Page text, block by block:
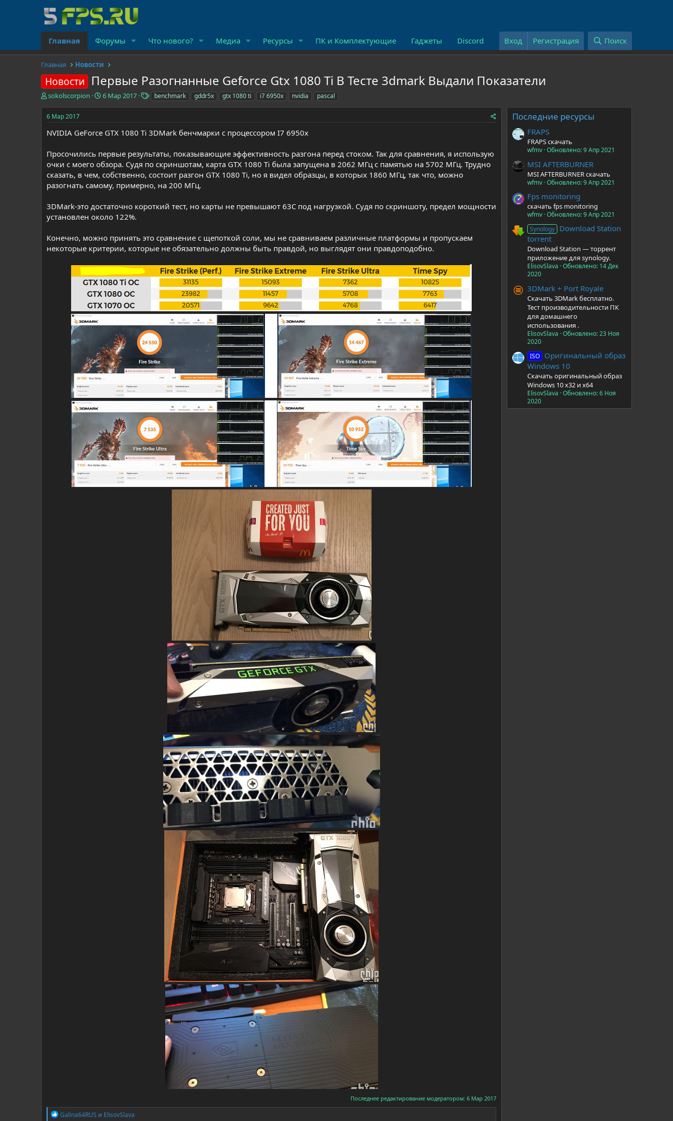
Главная Форумы Что нового? Медиа Ресурсы ПК и Комплектующие Гаджеты Discord Вход Регистрация Поиск
Главная Новости
Новости Первые Разогнанные Geforce Gtx 1080 Ti В Тесте 3dmark Выдали Показатели
А
т
р
м
ы
sokolscorpion
Д
н
а
л
а
6 Мар 2017
Тbenchmark gddr5x gtx 1080 ti i7 6950x nvidia pascal
6 Мар 2017
NVIDIA GeForce GTX 1080 Ti 3DMark бенчмарки с процессором I7 6950x
Просочились первые результаты, показывающие эффективность разгона перед стоком. Так для сравнения, я использую
очки с моего обзора. Судя по скриншотам, карта GTX 1080 Ti была запущена в 2062 МГц с памятью на 5702 МГц. Трудно
сказать, в чем, собственно, состоит разгон GTX 1080 Ti, но я видел образцы, в которых 1860 МГц, так что, можно
разогнать самому, примерно, на 200 МГц.
3DMark-это достаточно короткий тест, но карты не превышают 63C под нагрузкой. Судя по скриншоту, предел мощности
установлен около 122%.
Конечно, можно принять это сравнение с щепоткой соли, мы не сравниваем различные платформы и пропускаем
некоторые критерии, которые не обязательно должны быть правдой, но выглядят они правдоподобно.
Последнее редактирование модератором: 6 Мар 2017
Р
Galina64RUS и ElisovSlava
Последние ресурсы
FRAPS
FRAPS скачать
wfmv Обновлено:9 Апр 2021
MSI AFTERBURNER
MSI AFTERBURNER скачать
wfmv Обновлено:9 Апр 2021
Fps monitoring
скачать fps monitoring
wfmv Обновлено:9 Апр 2021
Synology Download Station
torrent
Download Station — торрент
приложение для synology.
ElisovSlava Обновлено: 14 Дек
2020
3DMark + Port Royale
Скачать 3DMark бесплатно.
Тест производительности ПК
для домашнего
использования .
ElisovSlava Обновлено:23 Ноя
2020
ISO Оригинальный образ
Windows 10
Скачать оригинальный образ
Windows 10 x32 и x64
ElisovSlava Обновлено:6 Ноя
2020